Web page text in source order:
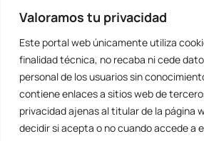
Valoramos tu privacidad
Este portal web únicamente utiliza
finalidad técnica, no recaba ni cede
personal de los usuarios sin
contiene enlaces a sitios web de
privacidad ajenas al titular de la página
decidir si acepta o no cuando accede a
Tu Tienda de Segunda Mano,
28027 – España)
912 60 05 55 |+34 601 23 09 14